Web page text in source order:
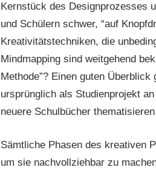
Kernstück des Designprozesses
und Schülern schwer, “auf
Kreativitätstechniken, die
Mindmapping sind weitgehend
Methode”? Einen guten Überblick
ursprünglich als Studienprojekt
neuere Schulbücher
Sämtliche Phasen des kreativen
um sie nachvollziehbar zu